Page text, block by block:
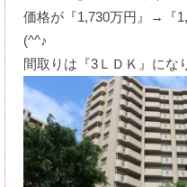
価格が『1,730万円』→『
(^^♪
間取りは『3ＬＤＫ』にな